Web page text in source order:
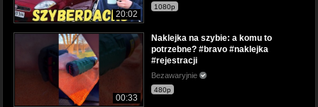
20:02
1080p
00:33
Naklejka na szybie: a komu to
potrzebne? #bravo #naklejka
#rejestracji
Bezawaryjnie
480p